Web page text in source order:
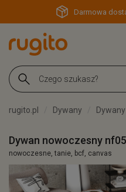
Darmowa
rugito.pl Dywany
Dywan nowoczesny
nowoczesne, tanie, bcf, canvas